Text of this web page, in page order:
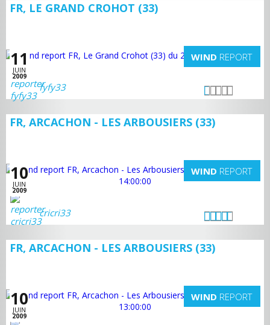
FR, LE GRAND CROHOT (33)
11
JUIN
2009
WIND REPORT
fyfy33
FR, ARCACHON - LES ARBOUSIERS (33)
10
JUIN
2009
WIND REPORT
cricri33
FR, ARCACHON - LES ARBOUSIERS (33)
10
JUIN
2009
WIND REPORT